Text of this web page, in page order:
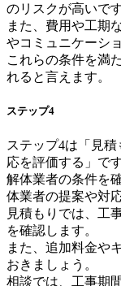
のリスクが高いです
また、費用や工期
やコミュニケーシ
これらの条件を満
れると言えます。
ステップ4
ステップ4は「見
応を評価する」です
解体業者の条件を
体業者の提案や対
見積もりでは、工
を確認します。
また、追加料金や
おきましょう。
相談では、工事期